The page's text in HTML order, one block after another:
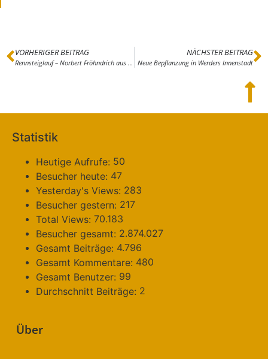
VORHERIGER BEITRAG
Rennsteiglauf – Norbert Fröhndrich aus Oberjünne war beim Jubiläum dabei
NÄCHSTER BEITRAG
Neue Bepflanzung in Werders Innenstadt
Statistik
Heutige Aufrufe: 50
Besucher heute: 47
Yesterday's Views: 283
Besucher gestern: 217
Total Views: 70.183
Besucher gesamt: 2.874.027
Gesamt Beiträge: 4.796
Gesamt Kommentare: 480
Gesamt Benutzer: 99
Durchschnitt Beiträge: 2
Über